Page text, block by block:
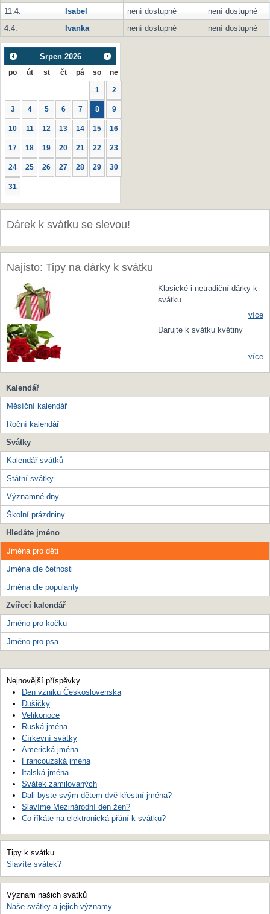
11.4.
Isabel není dostupné
není dostupné
4.4.
Ivanka není dostupné není dostupné
Srpen 2026
po út st čt pá so ne
1 2
3 4 5 6 7 8 9
10 11 12 13 14 15 16
17 18 19 20 21 22 23
24 25 26 27 28 29 30
31
Dárek k svátku se slevou!
Najisto: Tipy na dárky k svátku
Klasické i netradiční dárky k
svátku
více
Darujte k svátku květiny
více
Kalendář
Měsíční kalendář
Roční kalendář
Svátky
Kalendář svátků
Státní svátky
Významné dny
Školní prázdniny
Hledáte jméno
Jména pro děti
Jména dle četnosti
Jména dle popularity
Zvířecí kalendář
Jméno pro kočku
Jméno pro psa
Nejnovější příspěvky
Den vzniku Československa
Dušičky
Velikonoce
Ruská jména
Církevní svátky
Americká jména
Francouzská jména
Italská jména
Svátek zamilovaných
Dali byste svým dětem dvě křestní jména?
Slavíme Mezinárodní den žen?
Co říkáte na elektronická přání k svátku?
Tipy k svátku
Slavíte svátek?
Význam našich svátků
Naše svátky a jejich významy